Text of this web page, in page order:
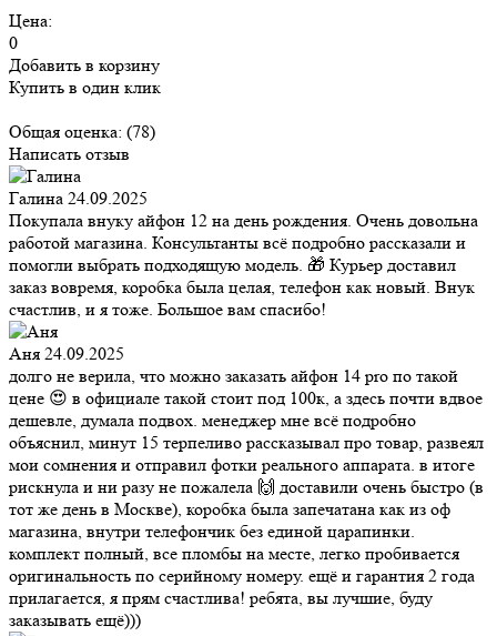
Цена:
0
Добавить в корзину
Купить в один клик
Общая оценка: (78)
Написать отзыв
Галина 24.09.2025
Покупала внуку айфон 12 на день рождения. Очень довольна
работой магазина. Консультанты всё подробно рассказали и
помогли выбрать подходящую модель. 🎁 Курьер доставил
заказ вовремя, коробка была целая, телефон как новый. Внук
счастлив, и я тоже. Большое вам спасибо!
Аня 24.09.2025
долго не верила, что можно заказать айфон 14 pro по такой
цене 😍 в официале такой стоит под 100к, а здесь почти вдвое
дешевле, думала подвох. менеджер мне всё подробно
объяснил, минут 15 терпеливо рассказывал про товар, развеял
мои сомнения и отправил фотки реального аппарата. в итоге
рискнула и ни разу не пожалела 🙌 доставили очень быстро (в
тот же день в Москве), коробка была запечатана как из оф
магазина, внутри телефончик без единой царапинки.
комплект полный, все пломбы на месте, легко пробивается
оригинальность по серийному номеру. ещё и гарантия 2 года
прилагается, я прям счастлива! ребята, вы лучшие, буду
заказывать ещё)))